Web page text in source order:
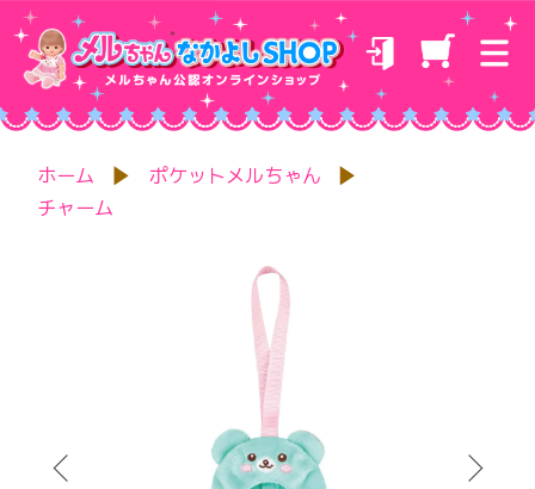
ホーム
ポケットメルちゃん
チャーム